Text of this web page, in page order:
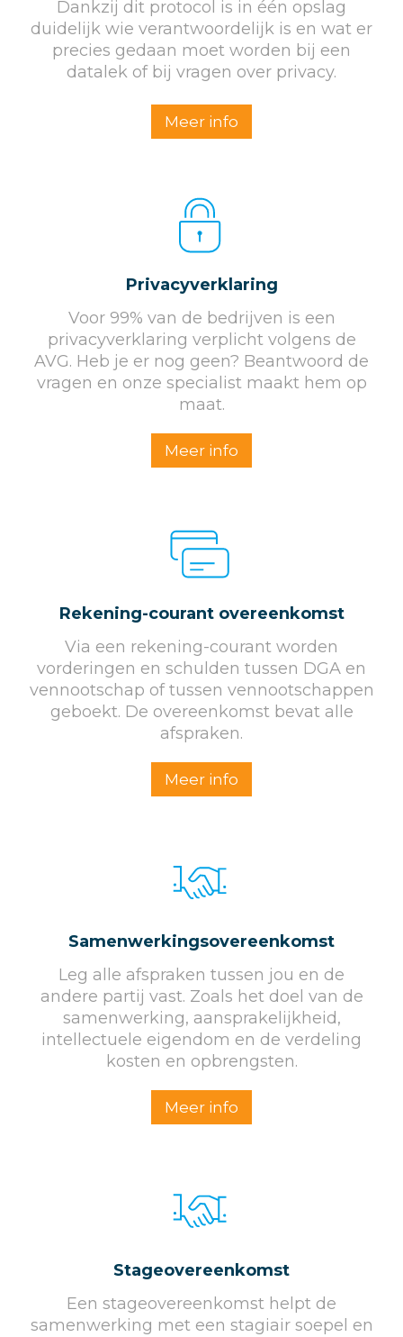
Dankzij dit protocol is in één opslag
duidelijk wie verantwoordelijk is en wat er
precies gedaan moet worden bij een
datalek of bij vragen over privacy.
Meer info
Privacyverklaring
Voor 99% van de bedrijven is een
privacyverklaring verplicht volgens de
AVG. Heb je er nog geen? Beantwoord de
vragen en onze specialist maakt hem op
maat.
Meer info
Rekening-courant overeenkomst
Via een rekening-courant worden
vorderingen en schulden tussen DGA en
vennootschap of tussen vennootschappen
geboekt. De overeenkomst bevat alle
afspraken.
Meer info
Samenwerkingsovereenkomst
Leg alle afspraken tussen jou en de
andere partij vast. Zoals het doel van de
samenwerking, aansprakelijkheid,
intellectuele eigendom en de verdeling
kosten en opbrengsten.
Meer info
Stageovereenkomst
Een stageovereenkomst helpt de
samenwerking met een stagiair soepel en